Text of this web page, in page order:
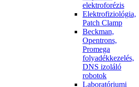
elektroforézis
Elektrofiziológia,
Patch Clamp
Beckman,
Opentrons,
Promega
folyadékkezelés,
DNS izoláló
robotok
Laboratóriumi